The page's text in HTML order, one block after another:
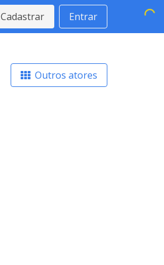
Cadastrar Entrar
Outros atores